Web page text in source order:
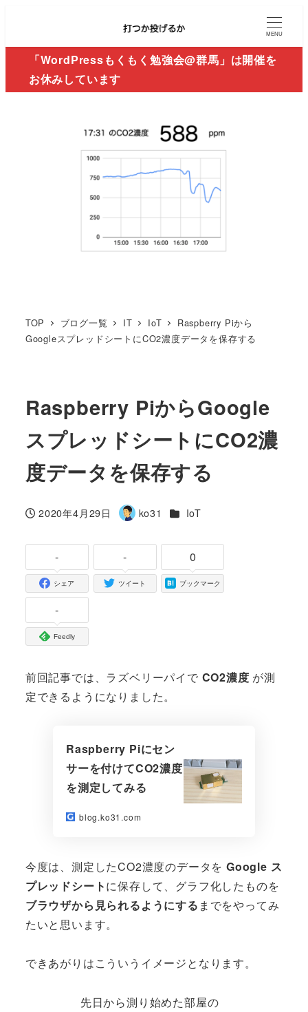
MENU
「WordPressもくもく勉強会@群馬」は開催を
お休みしています
TOP ブログ一覧 IT IoT
Raspberry Piから
GoogleスプレッドシートにCO2濃度データを保存する
Raspberry PiからGoogle
スプレッドシートにCO2濃
度データを保存する
投稿日
2020年4月29日
著
ko31 カテゴリー
IoT
-
シェア
-
ツイート
0
ブックマーク
-
Feedly
前回記事では、ラズベリーパイで CO2濃度 が測
定できるようになりました。
Raspberry Piにセン
サーを付けてCO2濃度
を測定してみる
blog.ko31.com
今度は、測定したCO2濃度のデータを Google ス
プレッドシートに保存して、グラフ化したものを
ブラウザから見られるようにする までをやってみ
たいと思います。
できあがりはこういうイメージとなります。
先日から測り始めた部屋の